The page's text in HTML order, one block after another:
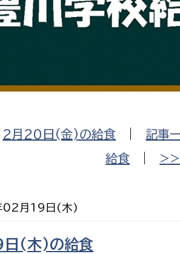
子ど
子ど
保育課
2月20日(金)の給食 記事
給食
>>
月19日(木)
(木)の給食